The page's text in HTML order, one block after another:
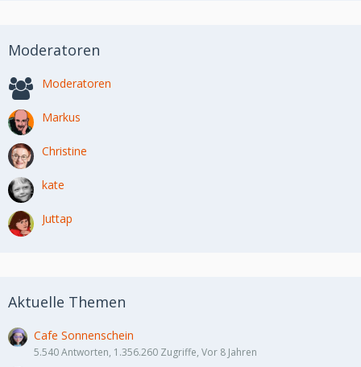
Moderatoren
Moderatoren
Markus
Christine
kate
Juttap
Aktuelle Themen
Cafe Sonnenschein
5.540 Antworten, 1.356.260 Zugriffe, Vor 8 Jahren